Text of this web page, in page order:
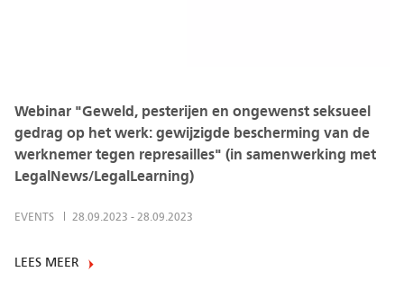
Webinar "Geweld, pesterijen en ongewenst seksueel
gedrag op het werk: gewijzigde bescherming van de
werknemer tegen represailles" (in samenwerking met
LegalNews/LegalLearning)
EVENTS 28.09.2023 - 28.09.2023
LEES MEER